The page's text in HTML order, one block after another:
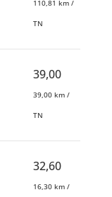
110,81 km /
TN
39,00
39,00 km /
TN
32,60
16,30 km /